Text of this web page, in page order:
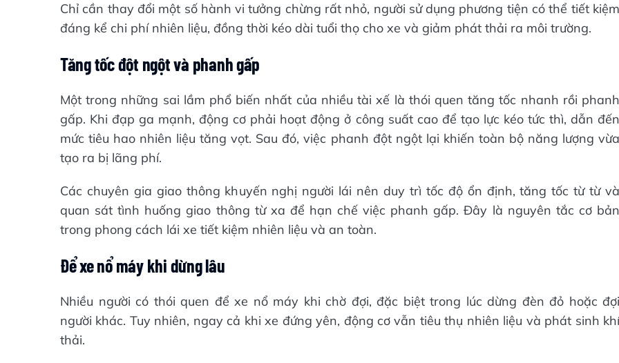
Chỉ cần thay đổi một số hành vi tưởng chừng rất nhỏ, người sử dụng phương tiện có thể tiết kiệm
đáng kể chi phí nhiên liệu, đồng thời kéo dài tuổi thọ cho xe và giảm phát thải ra môi trường.
Tăng tốc đột ngột và phanh gấp
Một trong những sai lầm phổ biến nhất của nhiều tài xế là thói quen tăng tốc nhanh rồi phanh
gấp. Khi đạp ga mạnh, động cơ phải hoạt động ở công suất cao để tạo lực kéo tức thì, dẫn đến
mức tiêu hao nhiên liệu tăng vọt. Sau đó, việc phanh đột ngột lại khiến toàn bộ năng lượng vừa
tạo ra bị lãng phí.
Các chuyên gia giao thông khuyến nghị người lái nên duy trì tốc độ ổn định, tăng tốc từ từ và
quan sát tình huống giao thông từ xa để hạn chế việc phanh gấp. Đây là nguyên tắc cơ bản
trong phong cách lái xe tiết kiệm nhiên liệu và an toàn.
Để xe nổ máy khi dừng lâu
Nhiều người có thói quen để xe nổ máy khi chờ đợi, đặc biệt trong lúc dừng đèn đỏ hoặc đợi
người khác. Tuy nhiên, ngay cả khi xe đứng yên, động cơ vẫn tiêu thụ nhiên liệu và phát sinh khí
thải.